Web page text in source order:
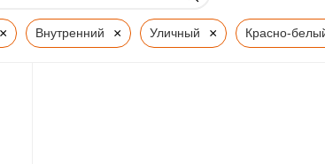
× Внутренний × Уличный × Красно-